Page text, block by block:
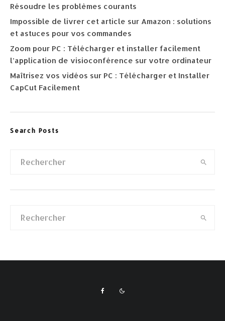
Résoudre les problèmes courants
Impossible de livrer cet article sur Amazon : solutions
et astuces pour vos commandes
Zoom pour PC : Télécharger et installer facilement
l’application de visioconférence sur votre ordinateur
Maîtrisez vos vidéos sur PC : Télécharger et Installer
CapCut Facilement
Search Posts